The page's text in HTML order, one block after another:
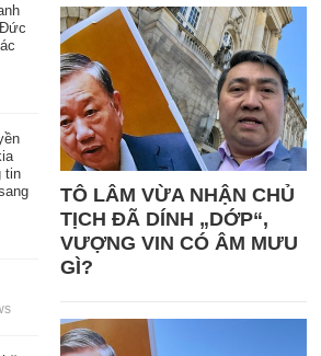
tin
TÔ LÂM VỪA NHẬN CHỦ
TỊCH ĐÃ DÍNH „DỚP“,
VƯỢNG VIN CÓ ÂM MƯU
GÌ?